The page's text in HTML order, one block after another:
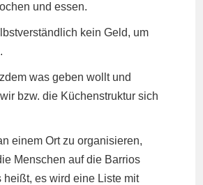
und essen.
kein Geld, um
was geben wollt und
bzw. die Küchenstruktur sich
einem Ort zu organisieren,
Menschen auf die Barrios
heißt, es wird eine Liste mit